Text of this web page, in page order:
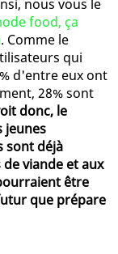
nous vous le
food, ça
. Comme le
qui
d'entre eux ont
28% sont
donc, le
jeunes
sont déjà
viande et aux
être
que prépare